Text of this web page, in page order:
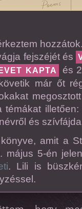
fejszéjét és
KAPTA
és
már őt
és
amit a
május 5-én
. Lili is